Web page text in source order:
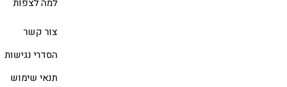
צור קשר
הסדרי נגישות
תנאי שימוש